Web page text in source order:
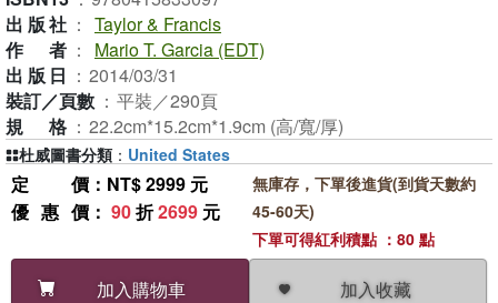
出版社 ： Taylor & Francis
作者 ：
Mario T. Garcia (EDT)
出版日 ： 2014/03/31
裝訂／頁數 ： 平裝／290頁
規格 ： 22.2cm*15.2cm*1.9cm (高/寬/厚)
定價 ：NT$ 2999 元
優惠價 ： 90折2699 元
加入購物車 加入收藏
無庫存，下單後進貨(到貨天數約
45-60天)
下單可得紅利積點 ：80 點
杜威圖書分類 ： United States